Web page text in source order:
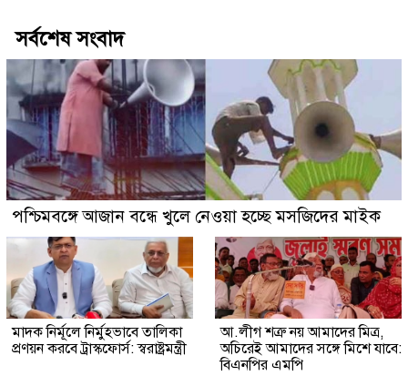
সর্বশেষ সংবাদ
পশ্চিমবঙ্গে আজান বন্ধে খুলে নেওয়া হচ্ছে মসজিদের মাইক
মাদক নির্মূলে নির্মুহভাবে তালিকা
প্রণয়ন করবে ট্রাস্কফোর্স: স্বরাষ্ট্রমন্ত্রী
আ.লীগ শত্রু নয় আমাদের মিত্র,
অচিরেই আমাদের সঙ্গে মিশে যাবে:
বিএনপির এমপি